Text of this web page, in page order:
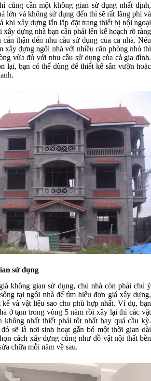
cũng cần một không gian sử dụng nhất định,
lớn và không sử dụng đến thì sẽ rất lãng phí và
khi xây dựng lẫn lắp đặt trang thiết bị nội ngoại
dựng nhà bạn cần phải lên kế hoạch rõ ràng
thận đến nhu cầu sử dụng của cả nhà. Nếu
xây dựng ngôi nhà với nhiều căn phòng nhỏ thì
vừa đủ với nhu cầu sử dụng của cả gia đình.
lại, bạn có thể dùng để thiết kế sân vườn hoặc
sử dụng
không gian sử dụng, chủ nhà còn phải chú ý
tại ngôi nhà để tìm hiểu đơn giá xây dựng,
và vật liệu sao cho phù hợp nhất. Ví dụ, bạn
ở tạm trong vòng 5 năm rồi xây lại thì các vật
không nhất thiết phải tốt nhất hay quá cầu kỳ.
sẽ là nơi sinh hoạt gắn bó một thời gian dài
cách xây dựng cũng như đồ vật nội thất bền
chữa mỗi năm về sau.